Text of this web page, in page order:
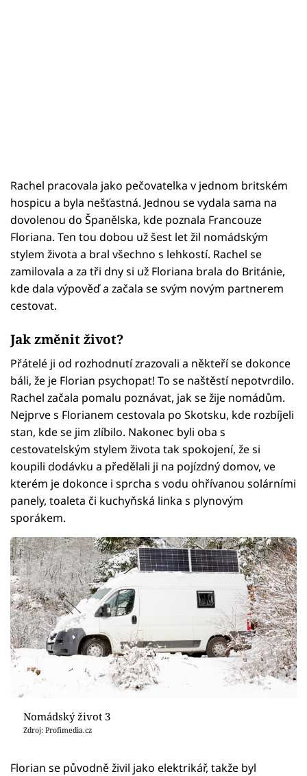
Rachel pracovala jako pečovatelka v jednom britském
hospicu a byla nešťastná. Jednou se vydala sama na
dovolenou do Španělska, kde poznala Francouze
Floriana. Ten tou dobou už šest let žil nomádským
stylem života a bral všechno s lehkostí. Rachel se
zamilovala a za tři dny si už Floriana brala do Británie,
kde dala výpověď a začala se svým novým partnerem
cestovat.
Jak změnit život?
Přátelé ji od rozhodnutí zrazovali a někteří se dokonce
báli, že je Florian psychopat! To se naštěstí nepotvrdilo.
Rachel začala pomalu poznávat, jak se žije nomádům.
Nejprve s Florianem cestovala po Skotsku, kde rozbíjeli
stan, kde se jim zlíbilo. Nakonec byli oba s
cestovatelským stylem života tak spokojení, že si
koupili dodávku a předělali ji na pojízdný domov, ve
kterém je dokonce i sprcha s vodu ohřívanou solárními
panely, toaleta či kuchyňská linka s plynovým
sporákem.
Nomádský život 3
Zdroj: Profimedia.cz
Florian se původně živil jako elektrikář, takže byl